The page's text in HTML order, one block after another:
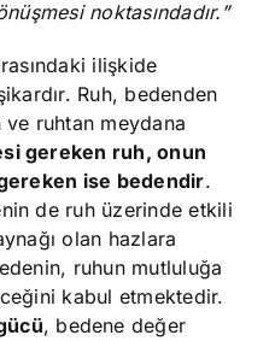
noktasındadır.”
ilişkide
Ruh, bedenden
ruhtan meydana
gereken ruh, onun
ise bedendir.
de ruh üzerinde etkili
olan hazlara
ruhun mutluluğa
kabul etmektedir.
, bedene değer